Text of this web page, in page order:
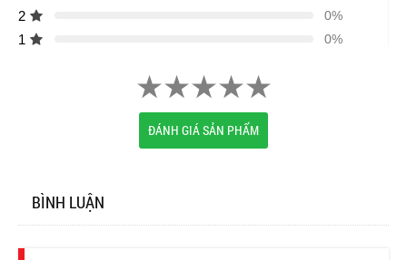
2 0%
1 0%
ĐÁNH GIÁ SẢN PHẨM
BÌNH LUẬN